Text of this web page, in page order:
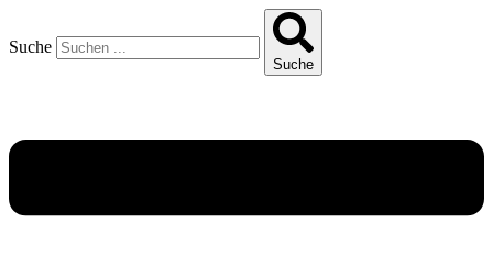
Suche
Suche